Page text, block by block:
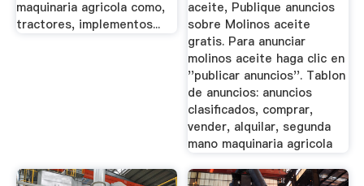
maquinaria agricola como,
tractores, implementos...
aceite, Publique anuncios
sobre Molinos aceite
gratis. Para anunciar
molinos aceite haga clic en
''publicar anuncios''. Tablon
de anuncios: anuncios
clasificados, comprar,
vender, alquilar, segunda
mano maquinaria agricola